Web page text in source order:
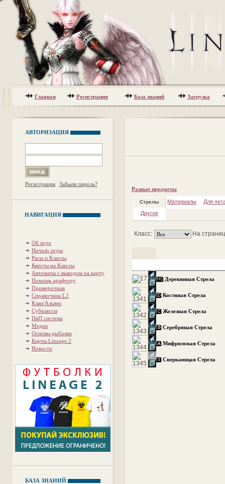
Главная Регистрация База знаний Загрузка
АВТОРИЗАЦИЯ
Регистрация Забыли пароль?
НАВИГАЦИЯ
Об игре
Начало игры
Расы и Классы
Квесты на Классы
Автоматы с выводом на карту
Помощь крафтеру
Примерочная
Справочник L2
Клан/Альянс
Субклассы
ПвП система
Медиа
Основы рыбалки
Карты Lineage 2
Новости
БАЗА ЗНАНИЙ
Разные предметы
Стрелы Материалы
Для
Другое
Класс: На
Деревянная Стрела
Костяная Стрела
Железная Стрела
Серебряная Стрела
Мифриловая Стрела
Сверкающая Стрела